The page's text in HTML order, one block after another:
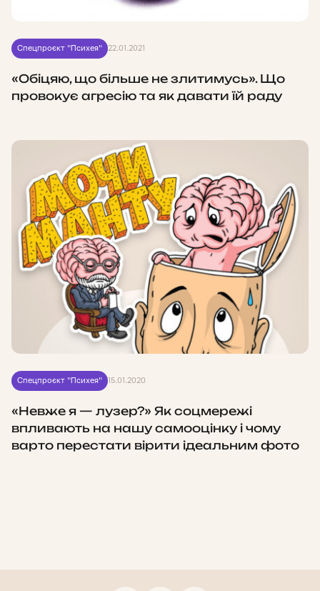
Спецпроєкт "Психея" 22.01.2021
«Обіцяю, що більше не злитимусь». Що
провокує агресію та як давати їй раду
Спецпроєкт "Психея" 15.01.2020
«Невже я — лузер?» Як соцмережі
впливають на нашу самооцінку і чому
варто перестати вірити ідеальним фото